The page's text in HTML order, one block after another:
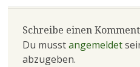
Schreibe einen
Du musstangemeldet
abzugeben.